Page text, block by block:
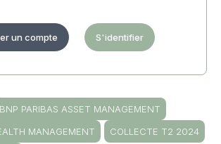
un compte S'identifier
BNP PARIBAS ASSET MANAGEMENT
MANAGEMENT
COLLECTE T2 2024